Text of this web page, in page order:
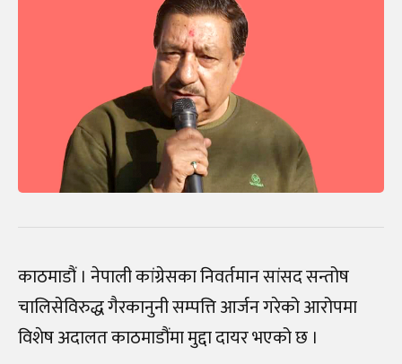
काठमाडौं । नेपाली कांग्रेसका निवर्तमान सांसद सन्तोष
चालिसेविरुद्ध गैरकानुनी सम्पत्ति आर्जन गरेको आरोपमा
विशेष अदालत काठमाडौंमा मुद्दा दायर भएको छ ।